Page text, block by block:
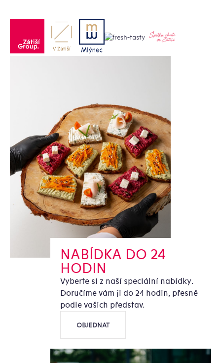
NABÍDKA DO 24
HODIN
Vyberte si z naší speciální nabídky.
Doručíme vám ji do 24 hodin, přesně
podle vašich představ.
OBJEDNAT